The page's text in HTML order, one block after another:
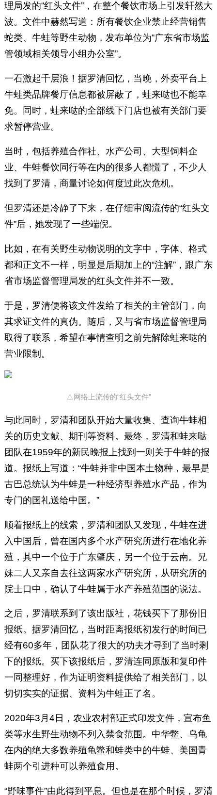
理局发的“红头文件”，在整个餐饮市场上引发轩然大
波。文件中赫然写道：所有餐饮企业禁止经营销售
蛇类、牛蛙等野生动物，发布单位为“广东省市场监
管领域相关领导小组办公室”。
一石激起千层浪！据罗清回忆，当晚，外卖平台上
牛蛙类品牌餐厅信息都被屏蔽了，蛙来哒也不能幸
免。同时，蛙来哒的全部线下门店也被有关部门要
求暂停营业。
当时，包括养殖合作社、水产公司、大型饲料企
业、牛蛙餐饮同行等在内的很多人都慌了，不少人
找到了罗清，商量讨论如何度过此次危机。
但罗清还是冷静了下来，在仔细审阅流传的“红头文
件”后，她发现了一些端倪。
比如，在有关野生动物说明的文字中，字体、格式
都和正文不一样，明显是后期加上的“注解”，跟广东
省市场监督管理局发的红头文件并不一致。
于是，罗清便将该文件发给了相关的主管部门，向
其求证文件的真伪。随后，又与省市场监督管理局
取得了联系，希望在事情查明之前先解除蛙来哒的
营业限制。
△网络上流传的“红头文件”
与此同时，罗清和团队开始大量收集、查询牛蛙相
关的历史文献、期刊等资料。最终，罗清和蛙来哒
团队在1959年的新民晚报上找到一则关于牛蛙的报
道。报纸上写道：“牛蛙并非中国本土物种，最早是
古巴总统认为牛蛙是一种经济型养殖水产品，作为
专门的国礼送给中国。”
顺着报纸上的线索，罗清和团队又发现，牛蛙在进
入中国后，曾在国内多个水产研究所进行在地化养
殖，其中一个位于广东肇庆，另一个位于云南。兄
妹二人又亲自去往这两家水产研究所，从研究所的
院士口中，确认了牛蛙属于水产养殖范围的说法。
之后，罗清联系到了该出版社，花钱买下了那份旧
报纸。据罗清回忆，当时距离报纸初发行的时间已
经有60多年，团队花了很大的功夫才寻到了当时剩
下的报纸。买下该报纸后，罗清连同原版和复印件
一同整理好，作为证明资料提供给了相关部门，以
切切实实的证据、资料为牛蛙正了名。
2020年3月4日，农业农村部正式印发文件，宣布鱼
类等水生野生动物不列入禁食范围。中华鳖、乌龟
在内的绝大多数养殖龟鳖和蛙类中的牛蛙、美国青
蛙两个引进种可以养殖食用。
“野味事件”由此得到平息。但也是在那个时候，罗清